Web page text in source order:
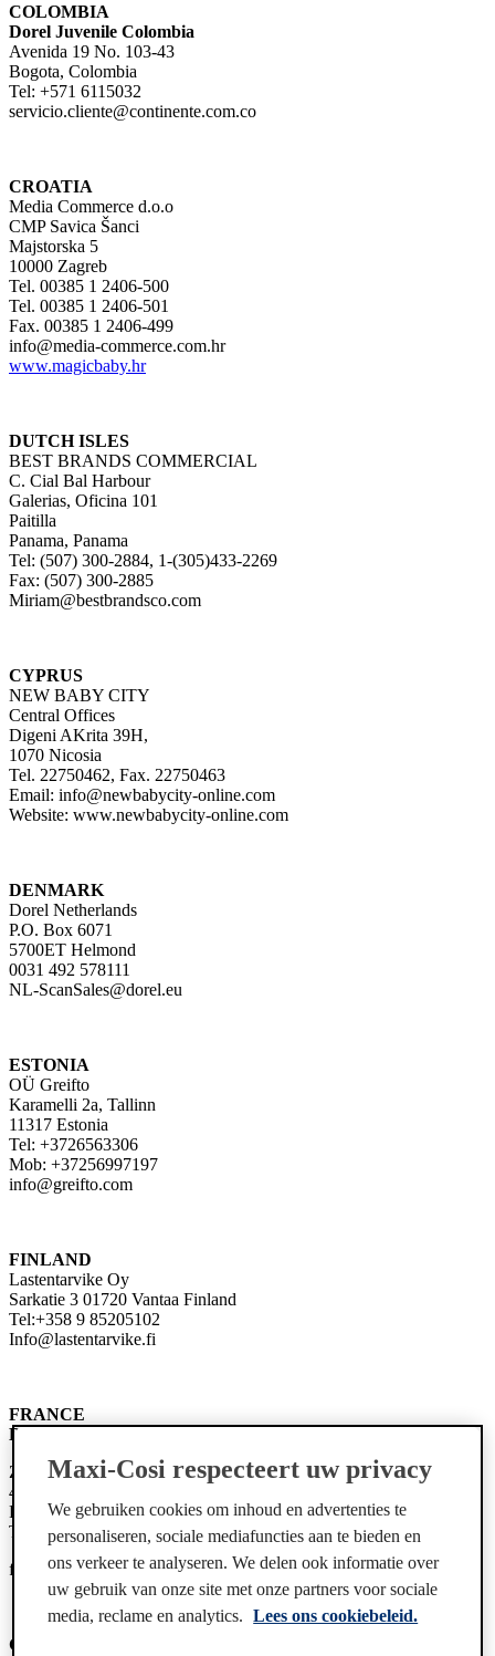
COLOMBIA
Dorel Juvenile Colombia
Avenida 19 No. 103-43
Bogota, Colombia
Tel: +571 6115032
servicio.cliente@continente.com.co
CROATIA
Media Commerce d.o.o
CMP Savica Šanci
Majstorska 5
10000 Zagreb
Tel. 00385 1 2406-500
Tel. 00385 1 2406-501
Fax. 00385 1 2406-499
info@media-commerce.com.hr
www.magicbaby.hr
DUTCH ISLES
BEST BRANDS COMMERCIAL
C. Cial Bal Harbour
Galerias, Oficina 101
Paitilla
Panama, Panama
Tel: (507) 300-2884, 1-(305)433-2269
Fax: (507) 300-2885
Miriam@bestbrandsco.com
CYPRUS
NEW BABY CITY
Central Offices
Digeni AKrita 39H,
1070 Nicosia
Tel. 22750462, Fax. 22750463
Email: info@newbabycity-online.com
Website: www.newbabycity-online.com
DENMARK
Dorel Netherlands
P.O. Box 6071
5700ET Helmond
0031 492 578111
NL-ScanSales@dorel.eu
ESTONIA
OÜ Greifto
Karamelli 2a, Tallinn
11317 Estonia
Tel: +3726563306
Mob: +37256997197
info@greifto.com
FINLAND
Lastentarvike Oy
Sarkatie 3 01720 Vantaa Finland
Tel:+358 9 85205102
Info@lastentarvike.fi
FRANCE
Dorel Juvenile France
Z.I. - 9, Bd du Poitou - BP 905
49309 Cholet Cedex
France
Tel: 00 33 2 41 49 23 23
fr-conso@dorel.eu
GERMANY
Maxi-Cosi respecteert uw privacy
We gebruiken cookies om inhoud en advertenties te
personaliseren, sociale mediafuncties aan te bieden en
ons verkeer te analyseren. We delen ook informatie over
uw gebruik van onze site met onze partners voor sociale
media, reclame en analytics.
Lees ons cookiebeleid.